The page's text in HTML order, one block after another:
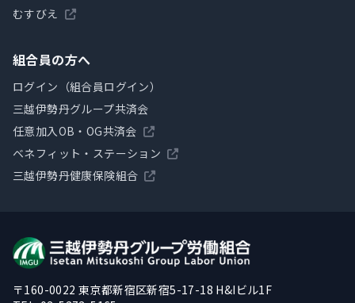
むすびえ
組合員の方へ
ログイン（組合員ログイン）
三越伊勢丹グループ共済会
任意加入OB・OG共済会
ベネフィット・ステーション
三越伊勢丹健康保険組合
〒160-0022 東京都新宿区新宿5-17-18 H&Iビル1F